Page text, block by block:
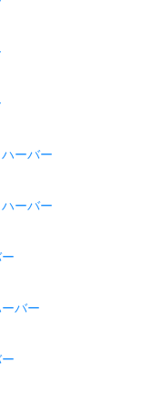
ーバー
ーバー
バー